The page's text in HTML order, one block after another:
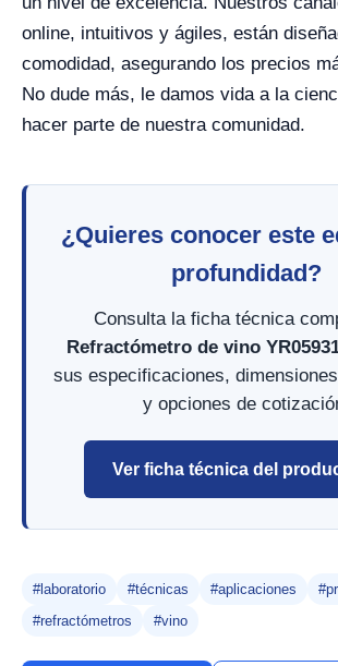
online, intuitivos y ágiles, están
comodidad, asegurando los precios
No dude más, le damos vida a la
hacer parte de nuestra comunidad.
¿Quieres conocer este
profundidad?
Consulta la ficha técnica
Refractómetro de vino
sus especificaciones,
y opciones de
Ver ficha técnica del
#laboratorio #técnicas #aplicaciones
#refractómetros
#vino